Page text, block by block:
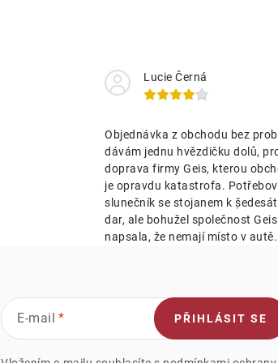
Lucie Černá
Objednávka z obchodu bez
dávám jednu hvězdičku dolů,
doprava firmy Geis, kterou
je opravdu katastrofa.
slunečník se stojanem k
dar, ale bohužel společnost
napsala, že nemají místo v autě.
E-mail PŘIHLÁSIT SE